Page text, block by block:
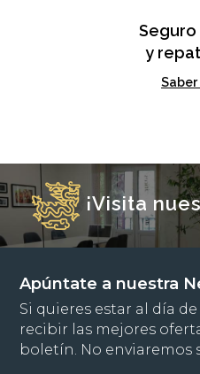
y
Saber
¡Visita
Apúntate a nuestra
Si quieres estar al día
recibir las mejores
boletín. No enviaremos